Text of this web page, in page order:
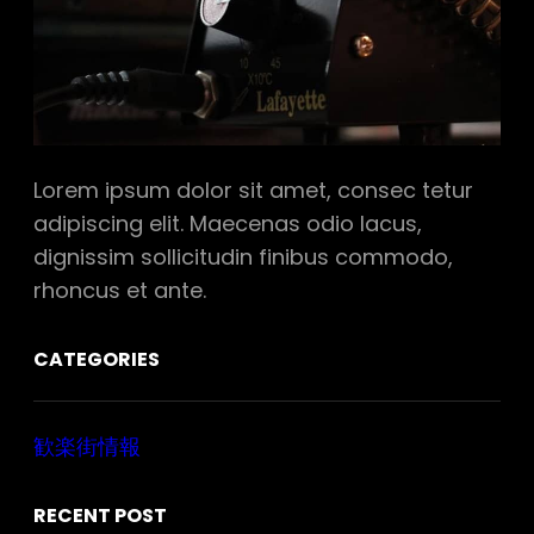
Lorem ipsum dolor sit amet, consec tetur
adipiscing elit. Maecenas odio lacus,
dignissim sollicitudin finibus commodo,
rhoncus et ante.
CATEGORIES
歓楽街情報
RECENT POST